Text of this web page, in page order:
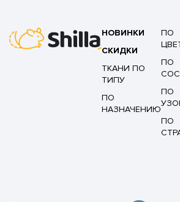
НОВИНКИ
СКИДКИ
ТКАНИ ПО
ТИПУ
ПО
НАЗНАЧЕНИЮ
ПО
ПО
ПО
ПО